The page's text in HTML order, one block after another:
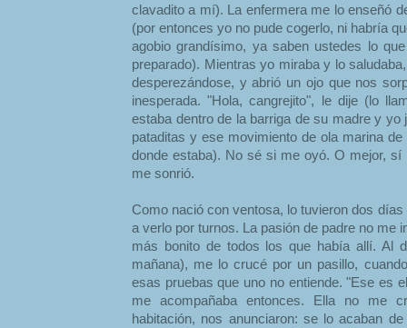
clavadito a mí). La enfermera me lo enseñó
(por entonces yo no pude cogerlo, ni habría
agobio grandísimo, ya saben ustedes lo
preparado). Mientras yo miraba y lo
desperezándose, y abrió un ojo que nos
inesperada. "Hola, cangrejito", le dije (lo
estaba dentro de la barriga de su madre y
pataditas y ese movimiento de ola marina
donde estaba). No sé si me oyó. O mejor,
me sonrió.
Como nació con ventosa, lo tuvieron dos
a verlo por turnos. La pasión de padre no me
más bonito de todos los que había allí. Al
mañana), me lo crucé por un pasillo,
esas pruebas que uno no entiende. "Ese es
me acompañaba entonces. Ella no me
habitación, nos anunciaron: se lo acaban